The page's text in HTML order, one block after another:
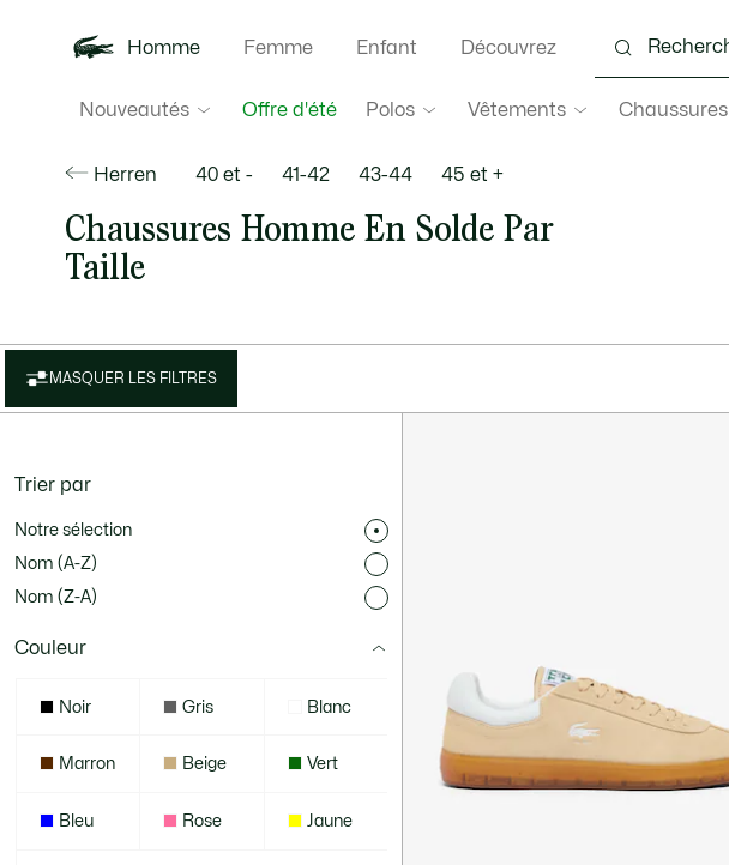
Homme
Nouveautés Offre d'été Polos Vêtements Chaussures
Femme Enfant Découvrez
Herren 40 et - 41-42 43-44 45 et +
Chaussures Homme En Solde Par
Taille
MASQUER LES FILTRES
Trier par
Notre sélection
Nom (A-Z)
Nom (Z-A)
Couleur
Noir Gris Blanc
Marron Beige Vert
Bleu Rose Jaune